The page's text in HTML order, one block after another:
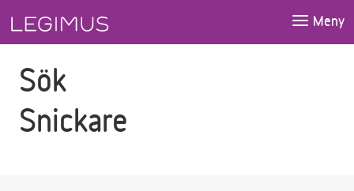
Meny
Sök
Snickare